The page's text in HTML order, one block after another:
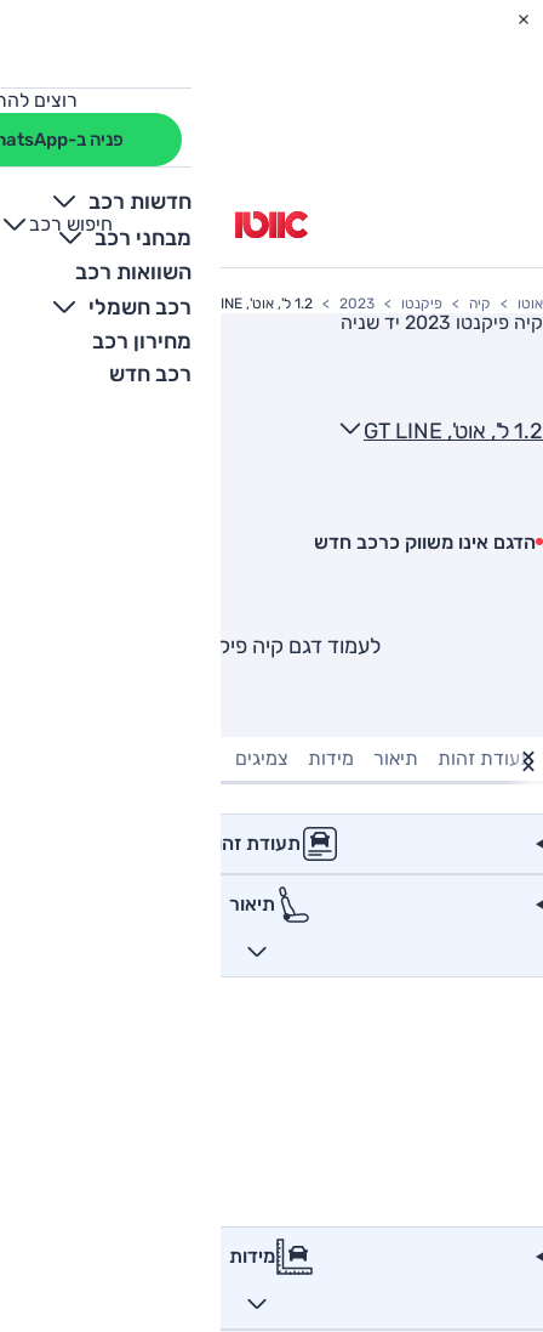
רוצים
פניה ב-WhatsApp
חדשות רכב
מבחני רכב
השוואות רכב
רכב חשמלי
מחירון רכב
רכב חדש
חיפוש רכב
+
-
אוטו קיה פיקנטו 2023 1.2 ל', אוט', GT LINE
קיה פיקנטו 2023 יד שניה
1.2 ל', אוט', GT LINE
הדגם אינו משווק כרכב חדש
לעמוד דגם קיה פיקנטו
תעודת זהות תיאור מידות צמיגים
תעודת זהות
תיאור
מידות